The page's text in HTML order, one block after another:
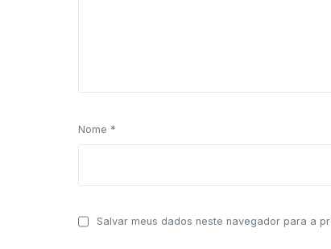
Nome *
Salvar meus dados neste navegador para a